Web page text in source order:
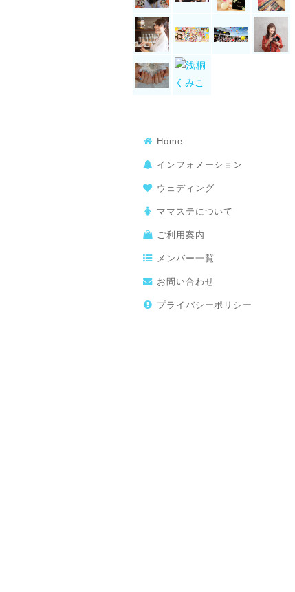
Home
インフォメーション
ウェディング
ママステについて
ご利用案内
メンバー一覧
お問い合わせ
プライバシーポリシー